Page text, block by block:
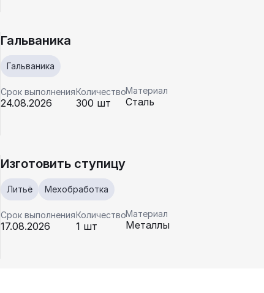
Гальваника
Гальваника
Срок выполнения
24.08.2026
Количество
300 шт
Материал
Сталь
Изготовить ступицу
Литьё Мехобработка
Срок выполнения
17.08.2026
Количество
1 шт
Материал
Металлы